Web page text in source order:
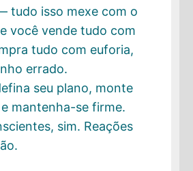
tudo isso mexe com o
você vende tudo com
tudo com euforia,
errado.
seu plano, monte
mantenha-se firme.
sim. Reações